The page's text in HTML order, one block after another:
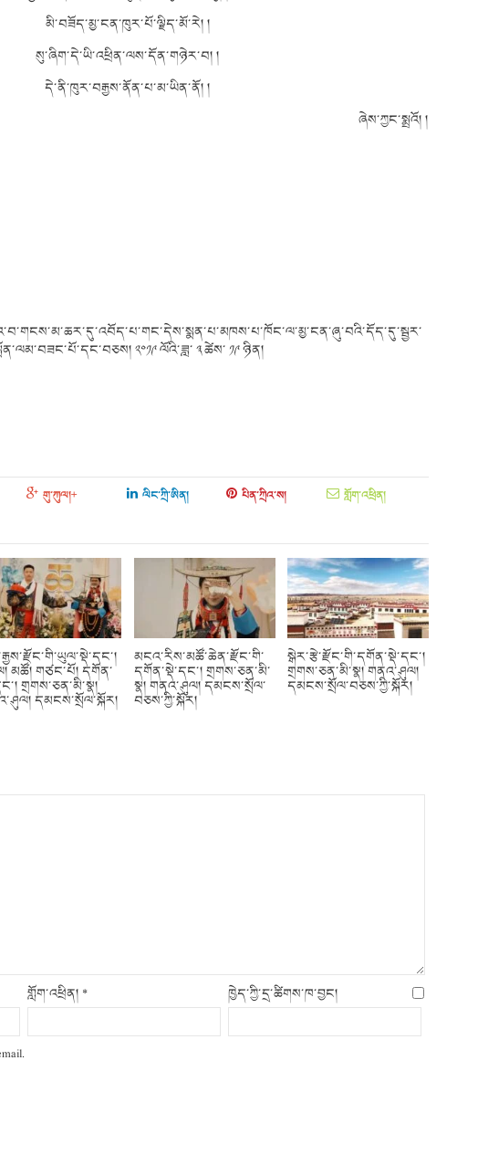
མི་བཟོད་མྱ་ངན་ཁུར་པོ་ལྗིད་མོ་རེ། །
སུ་ཞིག་དེ་ཡི་འཕྲིན་ལས་དོན་གཉེར་བ། །
དེ་ནི་ཁུར་བརྒྱས་ནོན་པ་མ་ཡིན་ནོ། །
ཞེས་ཀྱང་སྨྲའོ། །
༢༠༡༩ ལོའི་ཟླ་ ༣ ཚེས་ ༡༩ ཉིན།
གུ་ཀུལ།+ ལིང་ཀྲི་ཨིན། པིན་ཀྲིའ་ས། གློག་འཕྲིན།
མཚོ། གཙང་པོ། དགོན་
གྲགས་ཅན་མི་སྣ།
དམངས་སྲོལ་སྐོར།
མངའ་རིས་མཚོ་ཆེན་རྫོང་གི་
དགོན་སྡེ་དང་། གྲགས་ཅན་མི་
སྣ། གནའ་ཤུལ། དམངས་སྲོལ་
བཅས་ཀྱི་སྐོར།
སྒེར་རྩེ་རྫོང་གི་དགོན་སྡེ་དང་།
གྲགས་ཅན་མི་སྣ། གནའ་ཤུལ།
དམངས་སྲོལ་བཅས་ཀྱི་སྐོར།
གློག་འཕྲིན། * ཁྱེད་ཀྱི་དྲ་ཚིགས་ཁ་བྱང།